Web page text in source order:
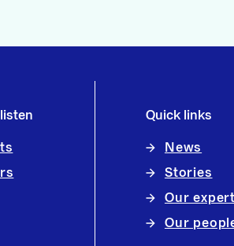
Quick links
News
Stories
Our
Our